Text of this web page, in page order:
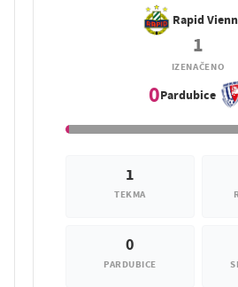
Rapid
1
IZENAČENO
0Pardubice
1
TEKMA
0
PARDUBICE